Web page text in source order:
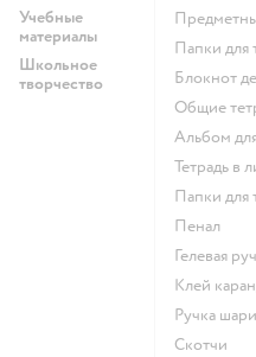
Учебные
материалы
Школьное
творчество
Папки
Блокнот
Общие
Альбом
Тетрадь в
Папки
Пенал
Гелевая
Клей
Ручка
Скотчи